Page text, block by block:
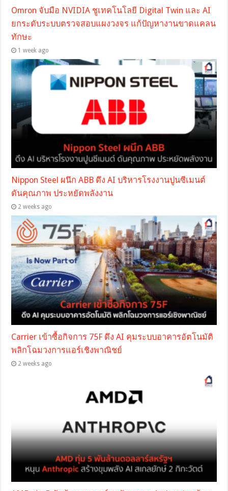
Omron จับมือ NVIDIA ชูเทคโนโลยี Digital Twin และ AI
ยกระดับระบบตรวจสอบแผงวงจร แก้ปัญหางานขาดแคลน
ทักษะ
1 week ago
Nippon Steel ผนึก ABB ดึง AI บริหารโรงงานปูนซีเมนต์
ดันคุณภาพ ประหยัดพลังงาน
2 weeks ago
Carrier เข้าซื้อกิจการ 75F ดึง AI คุมระบบอาคารอัตโนมัติ
พลิกโฉมวงการแอร์เชิงพาณิชย์
2 weeks ago